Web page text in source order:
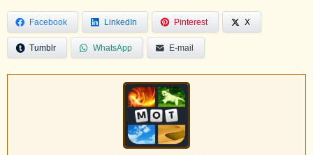
Facebook LinkedIn Pinterest X
Tumblr WhatsApp E-mail